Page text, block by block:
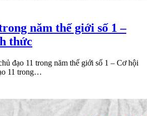
năm thế giới số 1 –
thức
đạo 11 trong năm thế giới số 1 – Cơ hội
11 trong…